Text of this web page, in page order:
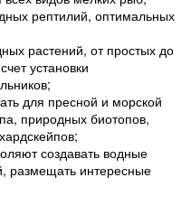
рептилий, оптимальных
растений, от простых до
установки
для пресной и морской
природных биотопов,
создавать водные
размещать интересные